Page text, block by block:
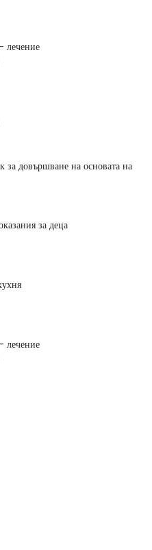
лечение
за довършване на основата на
за деца
лечение